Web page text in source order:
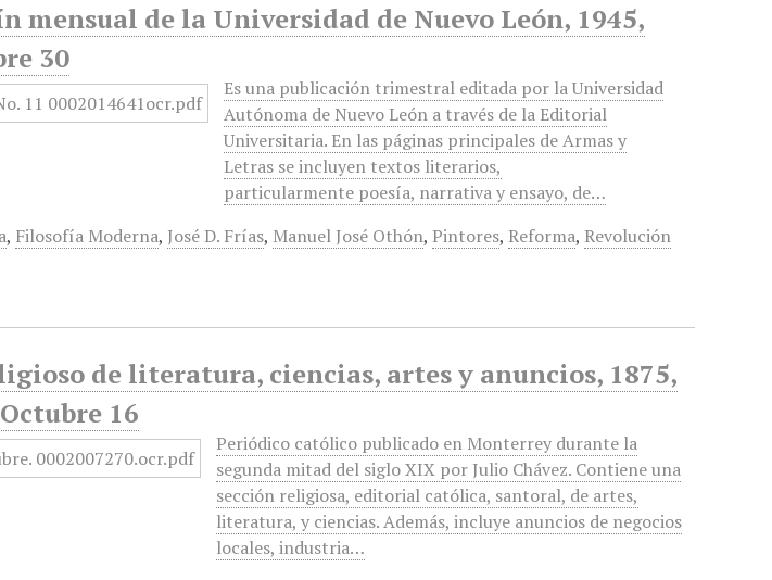
mensual de la Universidad de Nuevo León, 1945,
30
Es una publicación trimestral editada por la Universidad
Autónoma de Nuevo León a través de la Editorial
Universitaria. En las páginas principales de Armas y
Letras se incluyen textos literarios,
particularmente poesía, narrativa y ensayo, de…
, Filosofía Moderna, José D. Frías, Manuel José Othón, Pintores, Reforma, Revolución
de literatura, ciencias, artes y anuncios, 1875,
16
Periódico católico publicado en Monterrey durante la
segunda mitad del siglo XIX por Julio Chávez. Contiene una
sección religiosa, editorial católica, santoral, de artes,
literatura, y ciencias. Además, incluye anuncios de negocios
locales, industria…